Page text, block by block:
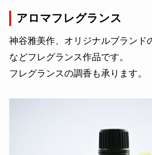
アロマフレグランス
神谷雅美作、オリジナルブランド
などフレグランス作品です。
フレグランスの調香も承ります。